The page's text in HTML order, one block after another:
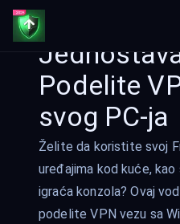
Podelite
svog PC-ja
Želite da koristite svoj
uređajima kod kuće,
igraća konzola? Ovaj
podelite VPN vezu sa